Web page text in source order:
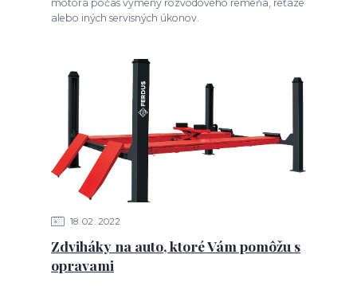
motora počas výmeny rozvodového remeňa, reťaze
alebo iných servisných úkonov.
18 02 2022
Zdviháky na auto, ktoré Vám pomôžu s
opravami